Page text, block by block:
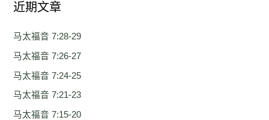
近期文章
马太福音 7:28-29
马太福音 7:26-27
马太福音 7:24-25
马太福音 7:21-23
马太福音 7:15-20